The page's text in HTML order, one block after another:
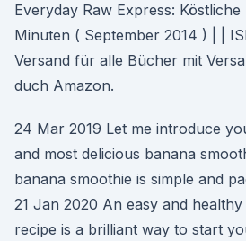
Everyday Raw Express:
Minuten ( September 2014 ) | |
Versand für alle Bücher mit
duch Amazon.
24 Mar 2019 Let me introduce
and most delicious banana
banana smoothie is simple and
21 Jan 2020 An easy and
recipe is a brilliant way to start